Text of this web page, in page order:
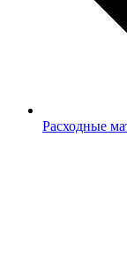
Расходные